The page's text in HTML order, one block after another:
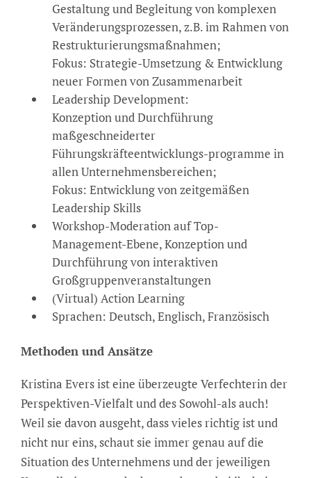
Gestaltung und Begleitung von komplexen
Veränderungsprozessen, z.B. im Rahmen von
Restrukturierungsmaßnahmen;
Fokus: Strategie-Umsetzung & Entwicklung
neuer Formen von Zusammenarbeit
Leadership Development:
Konzeption und Durchführung
maßgeschneiderter
Führungskräfteentwicklungs-programme in
allen Unternehmensbereichen;
Fokus: Entwicklung von zeitgemäßen
Leadership Skills
Workshop-Moderation auf Top-
Management-Ebene, Konzeption und
Durchführung von interaktiven
Großgruppenveranstaltungen
(Virtual) Action Learning
Sprachen: Deutsch, Englisch, Französisch
Methoden und Ansätze
Kristina Evers ist eine überzeugte Verfechterin der
Perspektiven-Vielfalt und des Sowohl-als auch!
Weil sie davon ausgeht, dass vieles richtig ist und
nicht nur eins, schaut sie immer genau auf die
Situation des Unternehmens und der jeweiligen